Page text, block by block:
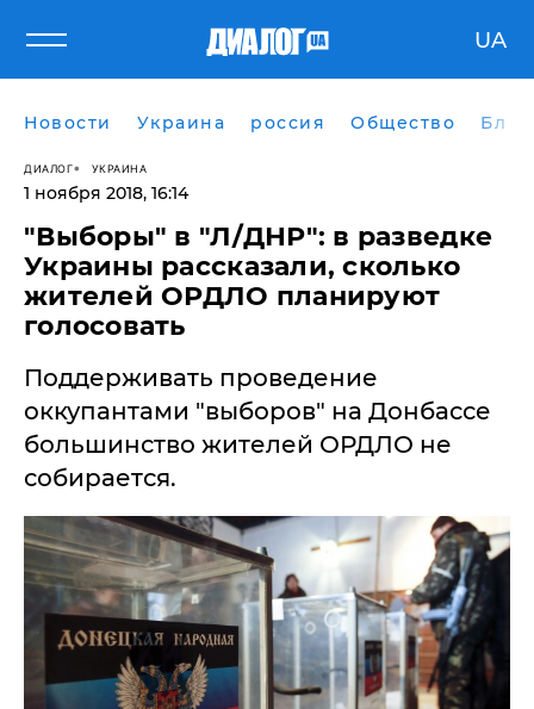
UA
Новости Украина россия Общество
ДИАЛОГ УКРАИНА
1 ноября 2018, 16:14
"Выборы" в "Л/ДНР": в разведке
Украины рассказали, сколько
жителей ОРДЛО планируют
голосовать
Поддерживать проведение
оккупантами "выборов" на Донбассе
большинство жителей ОРДЛО не
собирается.